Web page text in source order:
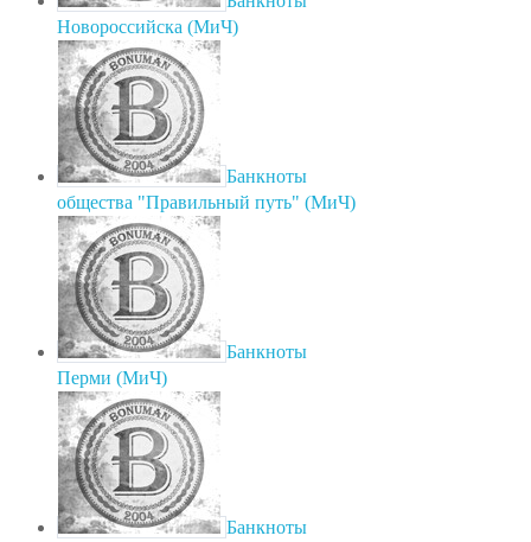
Новороссийска (МиЧ)
Банкноты
общества "Правильный путь" (МиЧ)
Банкноты
Перми (МиЧ)
Банкноты